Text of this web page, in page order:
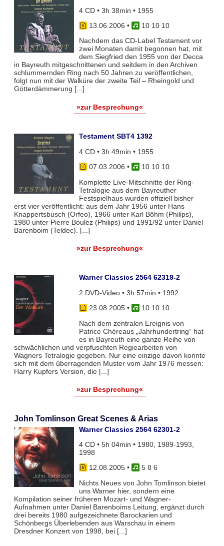
4 CD • 3h 38min • 1955
13.06.2006 •
10 10 10
Nachdem das CD-Label Testament vor
zwei Monaten damit begonnen hat, mit
dem Siegfried den 1955 von der Decca
in Bayreuth mitgeschnittenen und seitdem in den Archiven
schlummernden Ring nach 50 Jahren zu veröffentlichen,
folgt nun mit der Walküre der zweite Teil – Rheingold und
Götterdämmerung [...]
»zur Besprechung«
Testament SBT4 1392
4 CD • 3h 49min • 1955
07.03.2006 •
10 10 10
Komplette Live-Mitschnitte der Ring-
Tetralogie aus dem Bayreuther
Festspielhaus wurden offiziell bisher
erst vier veröffentlicht: aus dem Jahr 1956 unter Hans
Knappertsbusch (Orfeo), 1966 unter Karl Böhm (Philips),
1980 unter Pierre Boulez (Philips) und 1991/92 unter Daniel
Barenboim (Teldec). [...]
»zur Besprechung«
Warner Classics 2564 62319-2
2 DVD-Video • 3h 57min • 1992
23.08.2005•
10 10 10
Nach dem zentralen Ereignis von
Patrice Chéreaus „Jahrhundertring“ hat
es in Bayreuth eine ganze Reihe von
schwächlichen und verpfuschten Regiearbeiten von
Wagners Tetralogie gegeben. Nur eine einzige davon konnte
sich mit dem überragenden Muster vom Jahr 1976 messen:
Harry Kupfers Version, die [...]
»zur Besprechung«
John Tomlinson Great Scenes & Arias
Warner Classics 2564 62301-2
4 CD • 5h 04min • 1980, 1989-1993,
1998
12.08.2005•
5 8 6
Nichts Neues von John Tomlinson bietet
uns Warner hier, sondern eine
Kompilation seiner früheren Mozart- und Wagner-
Aufnahmen unter Daniel Barenboims Leitung, ergänzt durch
drei bereits 1980 aufgezeichnete Barockarien und
Schönbergs Überlebenden aus Warschau in einem
Dresdner Konzert von 1998, bei [...]